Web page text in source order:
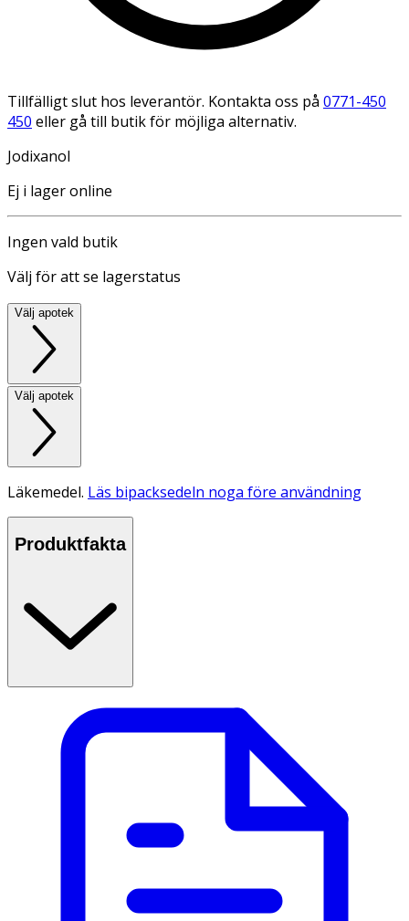
Tillfälligt slut hos leverantör. Kontakta oss på 0771-450
450 eller gå till butik för möjliga alternativ.
Jodixanol
Ej i lager online
Ingen vald butik
Välj för att se lagerstatus
Välj apotek
Välj apotek
Läkemedel. Läs bipacksedeln noga före användning
Produktfakta